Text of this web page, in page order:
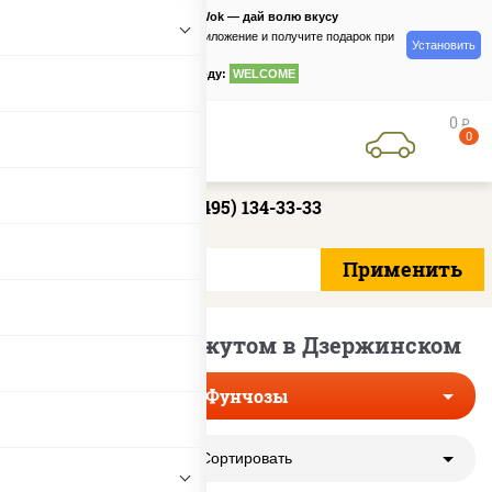
PizzaSushiWok — дай волю вкусу
Скачайте приложение и получите подарок при
по промокоду: WELCOME
Установить
0 руб
0
+7 (495) 134-33-33
Фунчозы с кунжутом в Дзержинском
Фунчозы
Сортировать